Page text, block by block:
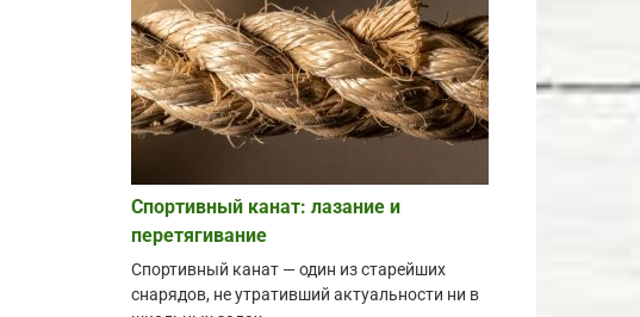
Спортивный канат: лазание и
перетягивание
Спортивный канат — один из старейших
снарядов, не утративший актуальности ни в